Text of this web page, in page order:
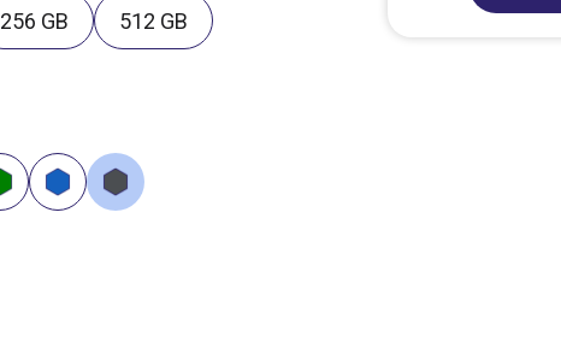
256 GB 512 GB